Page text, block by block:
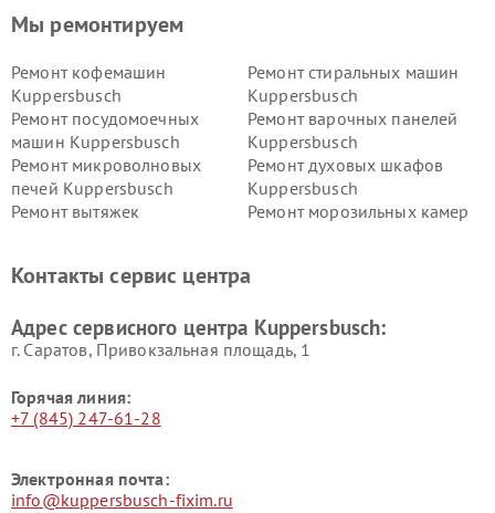
Мы ремонтируем
Ремонт кофемашин
Kuppersbusch
Ремонт стиральных машин
Kuppersbusch
Ремонт посудомоечных
машин Kuppersbusch
Ремонт варочных панелей
Kuppersbusch
Ремонт микроволновых
печей Kuppersbusch
Ремонт духовых шкафов
Kuppersbusch
Ремонт вытяжек
Ремонт морозильных камер
Kuppersbusch
вакуумных упаковщиков
Ремонт сушильных машин Kuppersbusch
Контакты сервис центра
Адрес сервисного центра Kuppersbusch:
г. Саратов, Привокзальная площадь, 1
Горячая линия:
+7 (845) 247-61-28
Электронная почта:
info@kuppersbusch-fixim.ru